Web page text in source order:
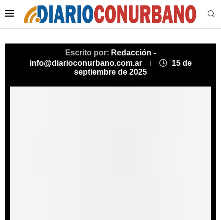
Escrito por: Redacción -
info@diarioconurbano.com.ar
15 de
septiembre de 2025